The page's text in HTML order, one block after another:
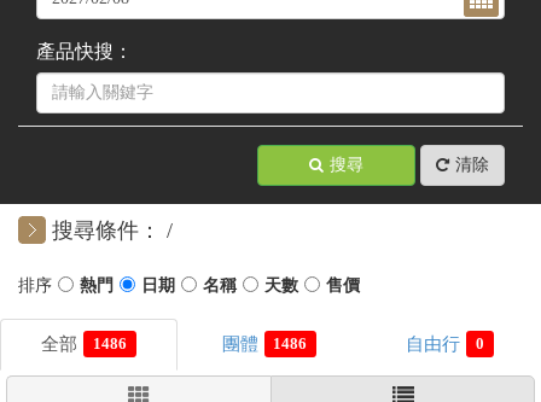
產品快搜：
搜尋 清除
搜尋條件：
1486 1486 0